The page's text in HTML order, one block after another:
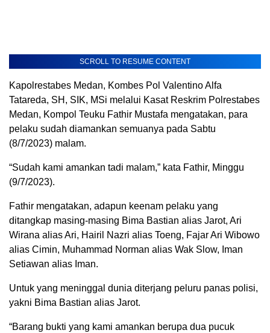
SCROLL TO RESUME CONTENT
Kapolrestabes Medan, Kombes Pol Valentino Alfa
Tatareda, SH, SIK, MSi melalui Kasat Reskrim Polrestabes
Medan, Kompol Teuku Fathir Mustafa mengatakan, para
pelaku sudah diamankan semuanya pada Sabtu
(8/7/2023) malam.
“Sudah kami amankan tadi malam,” kata Fathir, Minggu
(9/7/2023).
Fathir mengatakan, adapun keenam pelaku yang
ditangkap masing-masing Bima Bastian alias Jarot, Ari
Wirana alias Ari, Hairil Nazri alias Toeng, Fajar Ari Wibowo
alias Cimin, Muhammad Norman alias Wak Slow, Iman
Setiawan alias Iman.
Untuk yang meninggal dunia diterjang peluru panas polisi,
yakni Bima Bastian alias Jarot.
“Barang bukti yang kami amankan berupa dua pucuk